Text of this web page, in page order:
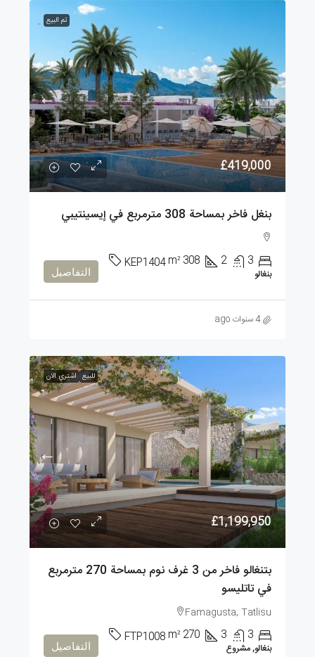
تم البيع
£419,000
بنغل فاخر بمساحة 308 مترمربع في إيسينتيبي
3
2
308
m²
KEP1404
بنغالو التفاصيل
4 سنوات ago
للبيع اشتري الان
£1,199,950
بتنغالو فاخر من 3 غرف نوم بمساحة 270 مترمربع
في تاتليسو
Famagusta, Tatlisu
3
3
270
m²
FTP1008
بنغالو, مشروع التفاصيل